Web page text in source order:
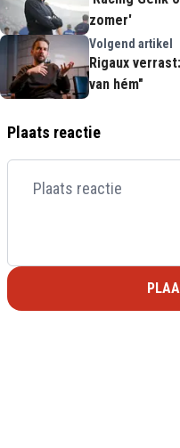
zomer'
Volgend artikel
Rigaux
van hém"
Plaats reactie